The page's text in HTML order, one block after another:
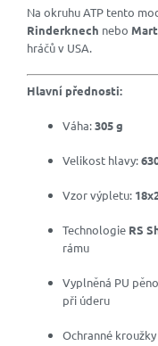
Na okruhu ATP tento
Rinderknech nebo
hráčů v USA.
Hlavní přednosti:
Váha:305 g
Velikost hlavy:
Vzor výpletu:
Technologie RS
rámu
Vyplněná PU
při úderu
Ochranné kroužky